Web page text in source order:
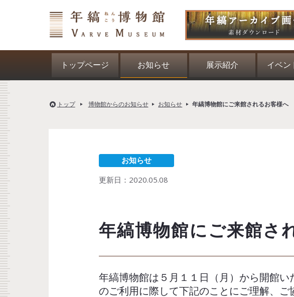
トップページ お知らせ 展示紹介 イベン
トップ 博物館からのお知らせ お知らせ 年縞博物館にご来館されるお客様へ
お知らせ
更新日： 2020.05.08
年縞博物館にご来館さ
年縞博物館は５月１１日（月）から開館
のご利用に際して下記のことにご理解、ご